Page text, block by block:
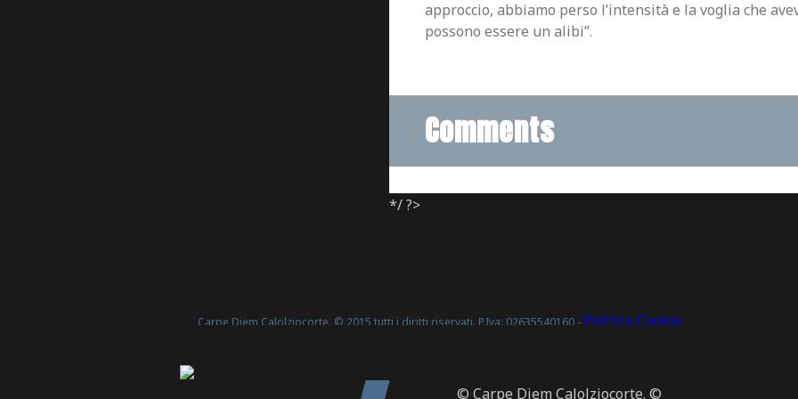
approccio, abbiamo perso l’intensità e la voglia che
possono essere un alibi”.
Comments
*/ ?>
Carpe Diem Calolziocorte. © 2015 tutti i diritti riservati. P.Iva: 02635540160 - Politica Cookie
© Carpe Diem Calolziocorte. ©